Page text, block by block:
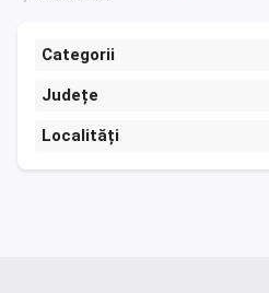
Categorii
Județe
Localități